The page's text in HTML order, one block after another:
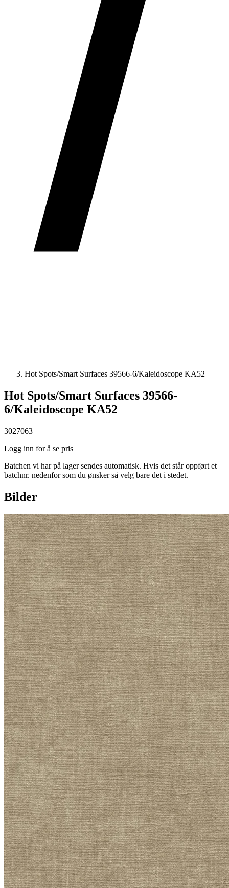
Hot Spots/Smart Surfaces 39566-6/Kaleidoscope KA52
Hot Spots/Smart Surfaces 39566-
6/Kaleidoscope KA52
3027063
Logg inn for å se pris
Batchen vi har på lager sendes automatisk. Hvis det står oppført et
batchnr. nedenfor som du ønsker så velg bare det i stedet.
Bilder